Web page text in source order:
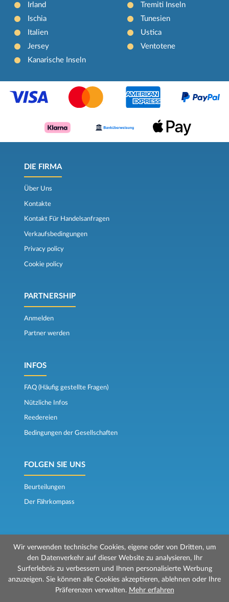
Irland
Ischia
Italien
Jersey
Kanarische Inseln
Tremiti Inseln
Tunesien
Ustica
Ventotene
DIE FIRMA
Über Uns
Kontakte
Kontakt Für Handelsanfragen
Verkaufsbedingungen
Privacy policy
Cookie policy
PARTNERSHIP
Anmelden
Partner werden
INFOS
FAQ (Häufig gestellte Fragen)
Nützliche Infos
Reedereien
Bedingungen der Gesellschaften
FOLGEN SIE UNS
Beurteilungen
Der Fährkompass
© 2026 Mr Ferry wird von Prenotazioni24 s.r.l. verwaltet
Geschäftssitz: Via Bonistallo, 50b - 50053 Empoli (FI)
Betriebsstätte: Via Casa del Duca, 1 - 57037 Portoferraio (LI)
Wir verwenden technische Cookies, eigene oder von Dritten, um
den Datenverkehr auf dieser Website zu analysieren, Ihr
Surferlebnis zu verbessern und Ihnen personalisierte Werbung
anzuzeigen. Sie können alle Cookies akzeptieren, ablehnen oder Ihre
Präferenzen verwalten. Mehr erfahren